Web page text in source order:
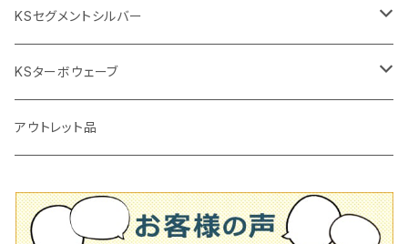
プロ用鏝（こて）
吸着盤
その他
タイル針
タイル針
タイルパッチ（ビブラート
125ｍｍ（5インチ）
105mm（4インチ）
通常品
ビス穴付き
125mm（5インチ）
通常品
オフセットタイプ（ハットタイプ
150ｍｍ（6インチ）
205ｍｍ（8インチ）
KSセグメントシルバー
105mm（4インチ）
125mm（5インチ）
180mm（7インチ）
KSターボウェーブ
105mm（4インチ）
150ｍｍ（6インチ）
アウトレット品